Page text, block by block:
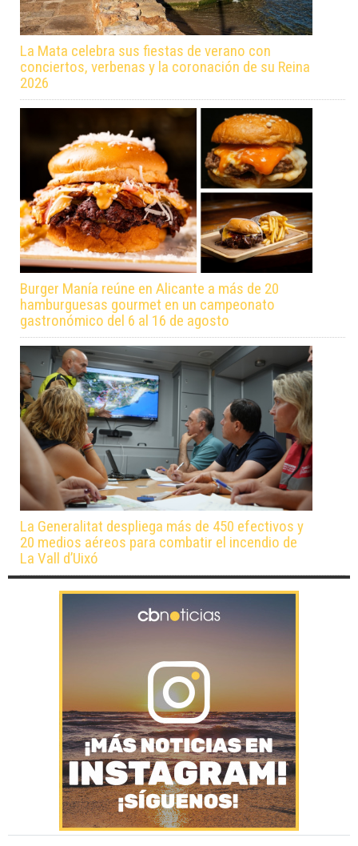
La Mata celebra sus fiestas de verano con
conciertos, verbenas y la coronación de su Reina
2026
Burger Manía reúne en Alicante a más de 20
hamburguesas gourmet en un campeonato
gastronómico del 6 al 16 de agosto
La Generalitat despliega más de 450 efectivos y
20 medios aéreos para combatir el incendio de
La Vall d’Uixó